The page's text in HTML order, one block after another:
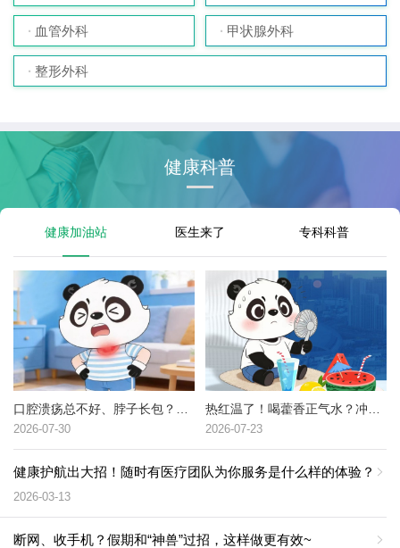
血管外科 甲状腺外科
整形外科
健康科普
健康加油站 医生来了 专科科普
2026-07-30 2026-07-23
健康护航出大招！随时有医疗团队为你服务是什么样的体验？
2026-03-13
断网、收手机？假期和“神兽”过招，这样做更有效~